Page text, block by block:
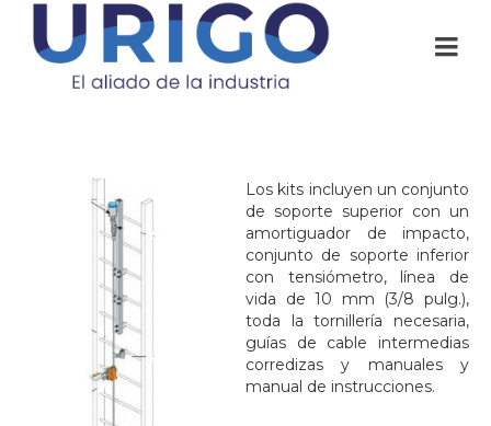
Los kits incluyen un conjunto
de soporte superior con un
amortiguador de impacto,
conjunto de soporte inferior
con tensiómetro, línea de
vida de 10 mm (3/8 pulg.),
toda la tornillería necesaria,
guías de cable intermedias
corredizas y manuales y
manual de instrucciones.